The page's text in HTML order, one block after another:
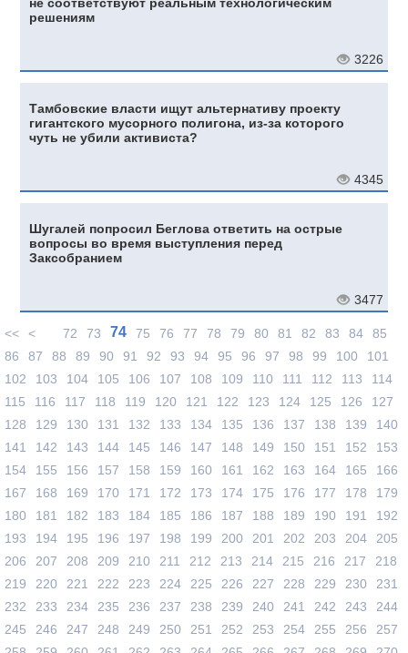
решениям
3226
Тамбовские власти ищут альтернативу проекту
гигантского мусорного полигона, из-за которого
чуть не убили активиста?
4345
Шугалей попросил Беглова ответить на острые
вопросы во время выступления перед
Заксобранием
3477
<< < 72 73 74 75 76 77 78 79 80 81 82 83 84
85
86
87 88 89 90 91 92 93 94 95 96 97 98 99 100
101
102
103 104 105 106 107 108 109 110 111 112 113
114
115
116 117 118 119 120 121 122 123 124 125 126
127
128
129 130 131 132 133 134 135 136 137 138 139
140
141
142 143 144 145 146 147 148 149 150 151 152
153
154
155 156 157 158 159 160 161 162 163 164 165
166
167
168 169 170 171 172 173 174 175 176 177 178
179
180
181 182 183 184 185 186 187 188 189 190 191
192
193
194 195 196 197 198 199 200 201 202 203 204
205
206
207 208 209 210 211 212 213 214 215 216 217
218
219
220 221 222 223 224 225 226 227 228 229 230
231
232
233 234 235 236 237 238 239 240 241 242 243
244
245
246 247 248 249 250 251 252 253 254 255 256
257